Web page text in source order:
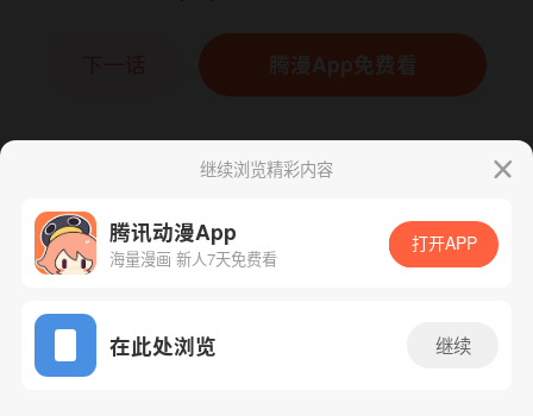
App免费看
腾漫App免费看
继续浏览精彩内容
腾讯动漫App
海量漫画 新人7天免费看
打开APP
在此处浏览 继续